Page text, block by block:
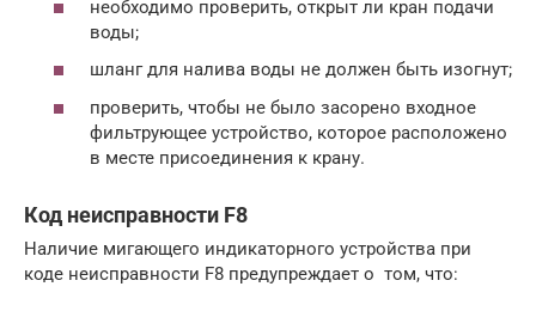
необходимо проверить, открыт ли кран подачи
воды;
шланг для налива воды не должен быть изогнут;
проверить, чтобы не было засорено входное
фильтрующее устройство, которое расположено
в месте присоединения к крану.
Код неисправности F8
Наличие мигающего индикаторного устройства при
коде неисправности F8 предупреждает о том, что: